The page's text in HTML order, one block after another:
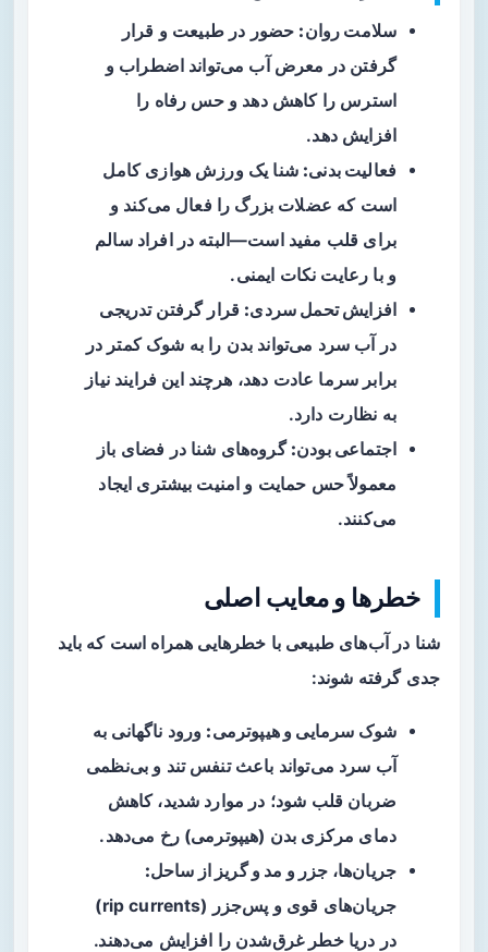
سلامت روان: حضور در طبیعت و قرار
گرفتن در معرض آب می‌تواند اضطراب و
استرس را کاهش دهد و حس رفاه را
افزایش دهد.
فعالیت بدنی: شنا یک ورزش هوازی کامل
است که عضلات بزرگ را فعال می‌کند و
برای قلب مفید است—البته در افراد سالم
و با رعایت نکات ایمنی.
افزایش تحمل سردی: قرار گرفتن تدریجی
در آب سرد می‌تواند بدن را به شوک کمتر در
برابر سرما عادت دهد، هرچند این فرایند نیاز
به نظارت دارد.
اجتماعی بودن: گروه‌های شنا در فضای باز
معمولاً حس حمایت و امنیت بیشتری ایجاد
می‌کنند.
خطرها و معایب اصلی
شنا در آب‌های طبیعی با خطرهایی همراه است که باید
جدی گرفته شوند:
شوک سرمایی و هیپوترمی: ورود ناگهانی به
آب سرد می‌تواند باعث تنفس تند و بی‌نظمی
ضربان قلب شود؛ در موارد شدید، کاهش
دمای مرکزی بدن (هیپوترمی) رخ می‌دهد.
جریان‌ها، جزر و مد و گریز از ساحل:
جریان‌های قوی و پس‌جزر (rip currents)
در دریا خطر غرق‌شدن را افزایش می‌دهند.